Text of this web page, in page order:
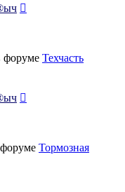
форуме Техчасть
Тормозная